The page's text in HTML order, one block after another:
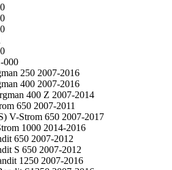
000
250 2007-2016
400 2007-2016
400 Z 2007-2014
650 2007-2011
V-Strom 650 2007-2017
1000 2014-2016
650 2007-2012
S 650 2007-2012
1250 2007-2016